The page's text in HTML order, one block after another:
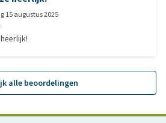
15 augustus 2025
alle beoordelingen